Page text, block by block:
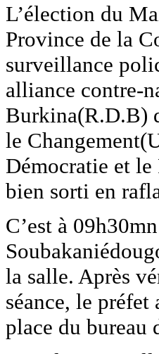
L’élection du
Province de la
surveillance
alliance contre-
Burkina(R.D.B)
le
Démocratie et le
bien sorti en
C’est à
la salle. Après
séance, le préfet
place du